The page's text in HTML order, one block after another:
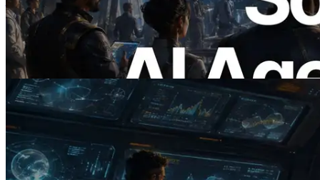
แบบ On Demand
อ่านบทความนี้